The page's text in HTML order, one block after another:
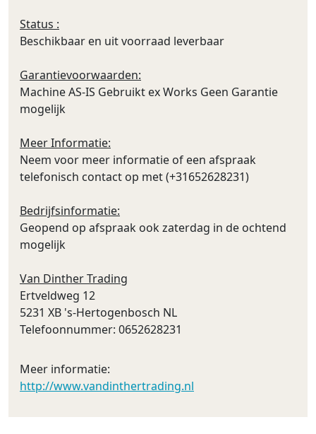
Status :
Beschikbaar en uit voorraad leverbaar
Garantievoorwaarden:
Machine AS-IS Gebruikt ex Works Geen Garantie
mogelijk
Meer Informatie:
Neem voor meer informatie of een afspraak
telefonisch contact op met (+31652628231)
Bedrijfsinformatie:
Geopend op afspraak ook zaterdag in de ochtend
mogelijk
Van Dinther Trading
Ertveldweg 12
5231 XB 's-Hertogenbosch NL
Telefoonnummer: 0652628231
Meer informatie:
http://www.vandinthertrading.nl